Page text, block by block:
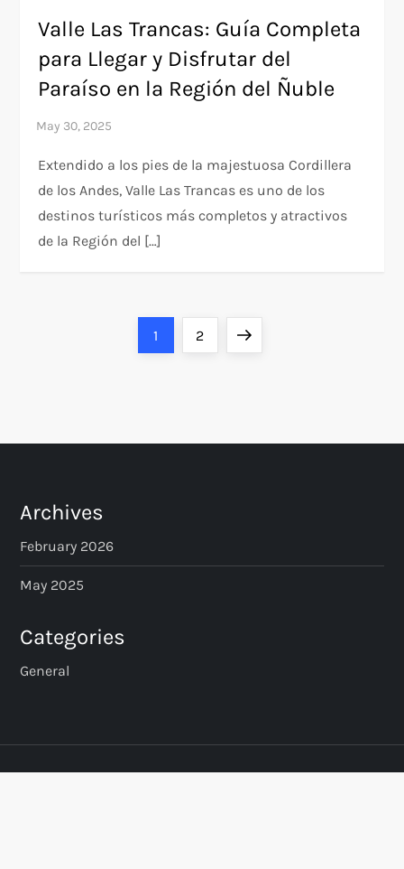
Valle Las Trancas: Guía Completa
para Llegar y Disfrutar del
Paraíso en la Región del Ñuble
Extendido a los pies de la majestuosa Cordillera
de los Andes, Valle Las Trancas es uno de los
destinos turísticos más completos y atractivos
de la Región del […]
s
p
a
g
i
Page
1 Page
2 Next
Archives
February 2026
May 2025
Categories
General